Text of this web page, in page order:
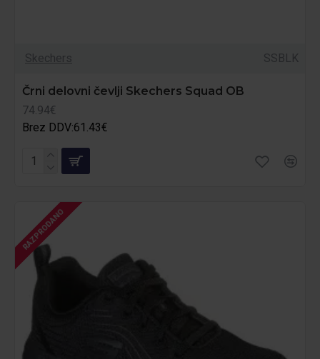
Skechers SSBLK
Črni delovni čevlji Skechers Squad OB
74.94€
Brez DDV:61.43€
RAZPRODANO